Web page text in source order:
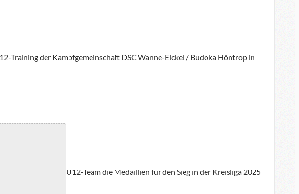
Training der Kampfgemeinschaft DSC Wanne-Eickel / Budoka Höntrop in
U12-Team die Medaillien für den Sieg in der Kreisliga 2025